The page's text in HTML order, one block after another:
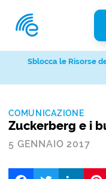
COMUNICAZIONE
Zuckerberg e i
5 GENNAIO 2017
FacebookTwitter
Sblocca le Risorse